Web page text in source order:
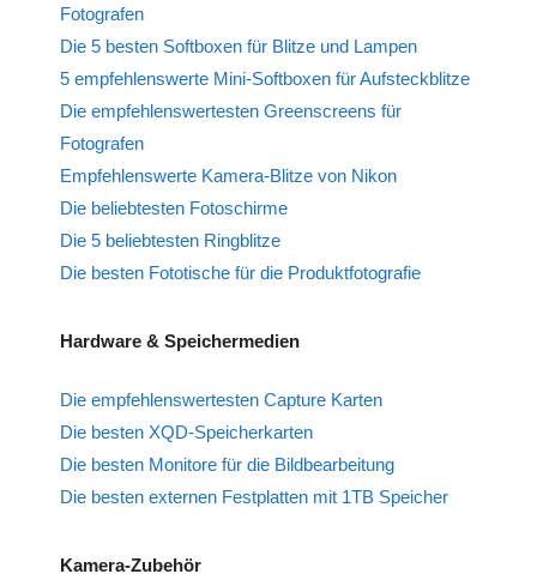
Fotografen
Die 5 besten Softboxen für Blitze und Lampen
5 empfehlenswerte Mini-Softboxen für Aufsteckblitze
Die empfehlenswertesten Greenscreens für
Fotografen
Empfehlenswerte Kamera-Blitze von Nikon
Die beliebtesten Fotoschirme
Die 5 beliebtesten Ringblitze
Die besten Fototische für die Produktfotografie
Hardware & Speichermedien
Die empfehlenswertesten Capture Karten
Die besten XQD-Speicherkarten
Die besten Monitore für die Bildbearbeitung
Die besten externen Festplatten mit 1TB Speicher
Kamera-Zubehör